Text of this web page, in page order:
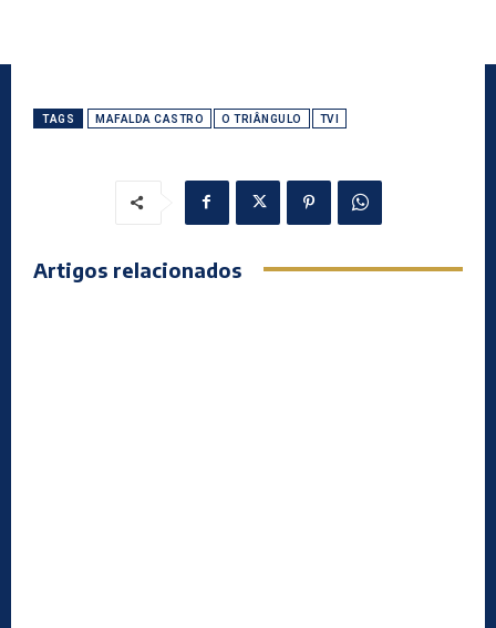
TAGS MAFALDA CASTRO O TRIÂNGULO TVI
Artigos relacionados